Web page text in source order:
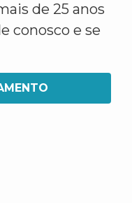
de 25 anos
conosco e se